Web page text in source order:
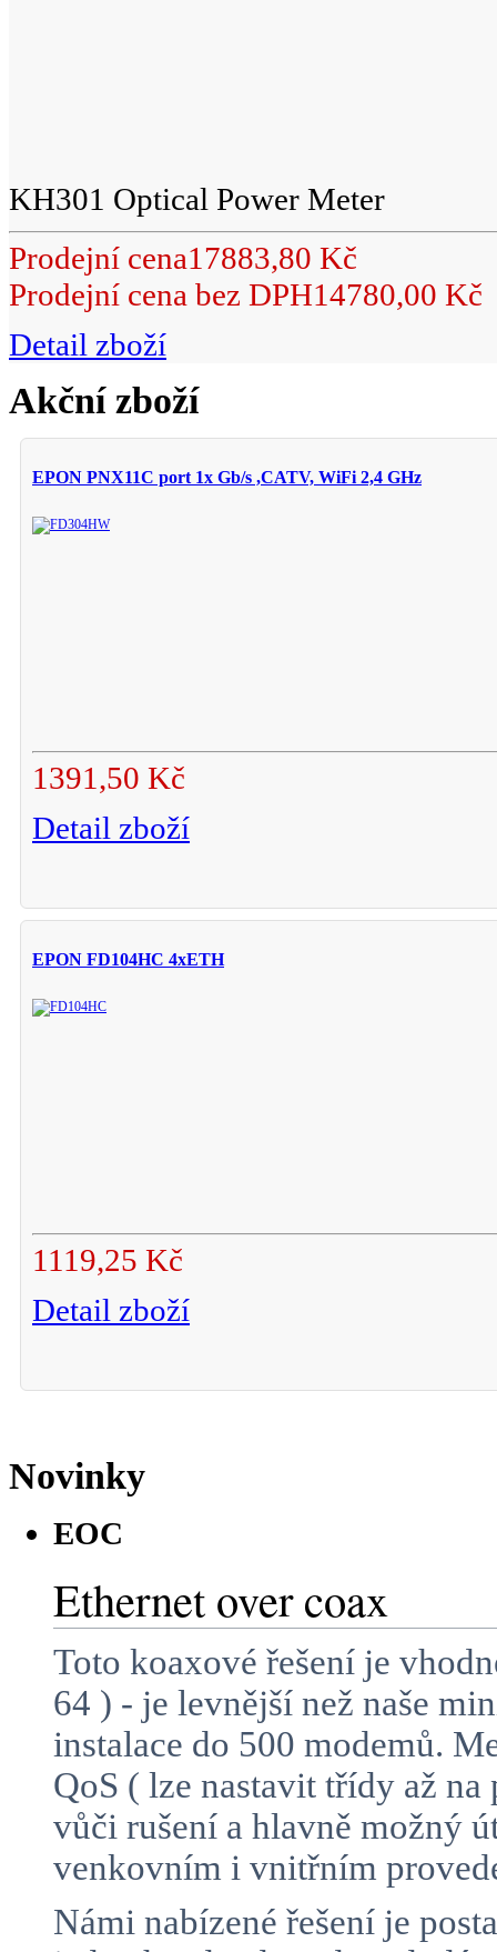
KH301 Optical Power Meter
Prodejní cena17883,80 Kč
Prodejní cena bez DPH14780,00 Kč
Detail zboží
Akční zboží
EPON PNX11C port 1x Gb/s ,CATV, WiFi 2,4 GHz
1391,50 Kč
Detail zboží
EPON FD104HC 4xETH
1119,25 Kč
Detail zboží
Novinky
EOC
Ethernet over coax
Toto koaxové řešení je
64 ) - je levnější než naše
instalace do 500 modemů.
QoS ( lze nastavit třídy až
vůči rušení a hlavně možný
venkovním i vnitřním
Námi nabízené řešení je